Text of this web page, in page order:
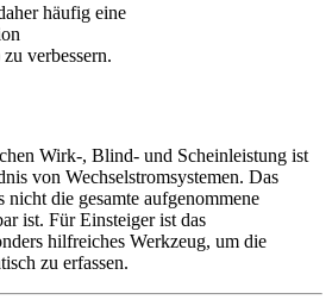
häufig eine
verbessern.
Wirk-, Blind- und Scheinleistung ist
von Wechselstromsystemen. Das
nicht die gesamte aufgenommene
ist. Für Einsteiger ist das
hilfreiches Werkzeug, um die
zu erfassen.